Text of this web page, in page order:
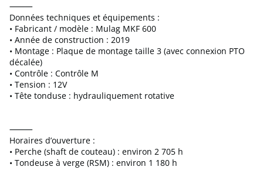
⸻
Données techniques et équipements :
• Fabricant / modèle : Mulag MKF 600
• Année de construction : 2019
• Montage : Plaque de montage taille 3 (avec connexion PTO
décalée)
• Contrôle : Contrôle M
• Tension : 12V
• Tête tonduse : hydrauliquement rotative
⸻
Horaires d’ouverture :
• Perche (shaft de couteau) : environ 2 705 h
• Tondeuse à verge (RSM) : environ 1 180 h